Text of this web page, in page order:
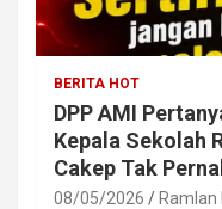
BERITA HOT
DPP AMI
Kepala Sekolah
Cakep Tak
08/05/2026 Ramlan